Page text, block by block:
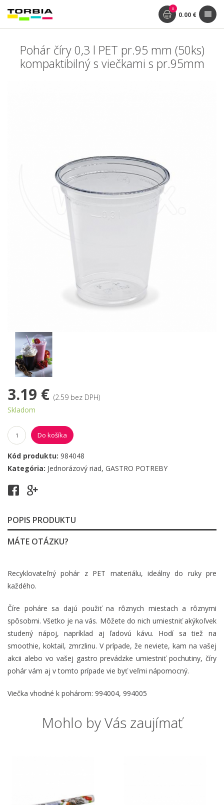
0
0.00 €
Pohár číry 0,3 l PET pr.95 mm (50ks)
kompaktibilný s viečkami s pr.95mm
3.19 € (2.59 bez DPH)
Skladom
Do košíka
Kód produktu: 984048
Kategória: Jednorázový riad, GASTRO POTREBY
POPIS PRODUKTU
MÁTE OTÁZKU?
Recyklovateľný pohár z PET materiálu, ideálny do ruky pre
každého.
Číre poháre sa dajú použiť na rôznych miestach a rôznymi
spôsobmi. Všetko je na vás. Môžete do nich umiestniť akýkoľvek
studený nápoj, napríklad aj ľadovú kávu. Hodí sa tiež na
smoothie, koktail, zmrzlinu. V prípade, že neviete, kam na vašej
akcii alebo vo vašej gastro prevádzke umiestniť pochutiny, číry
pohár vám aj v tomto prípade vie byť veľmi nápomocný.
Viečka vhodné k pohárom: 994004, 994005
Mohlo by Vás zaujímať